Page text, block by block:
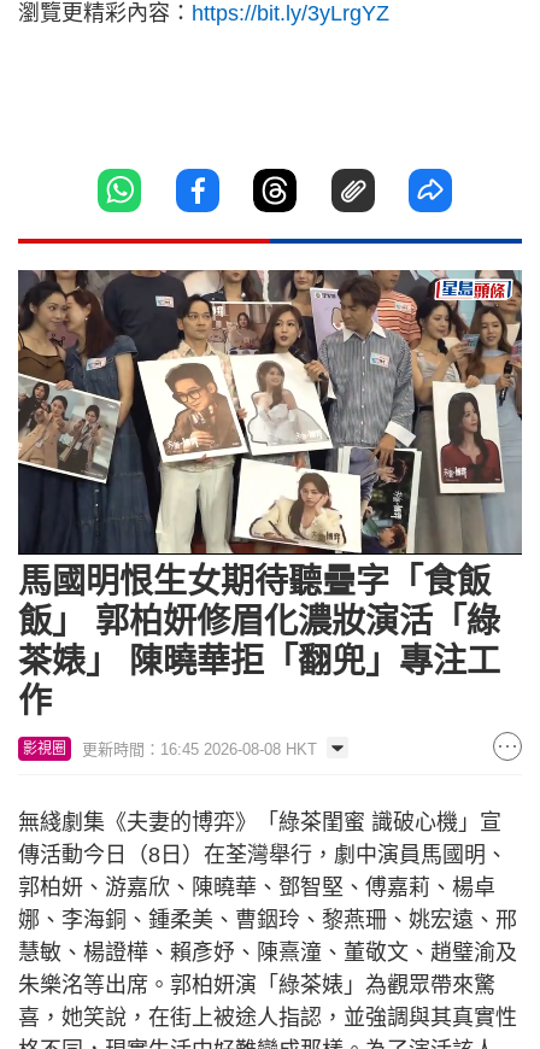
瀏覽更精彩內容： https://bit.ly/3yLrgYZ
Loaded
7.08%
馬國明恨生女期待聽疊字「食飯
飯」 郭柏妍修眉化濃妝演活「綠
茶婊」 陳曉華拒「翻兜」專注工
作
影視圈 更新時間：16:45 2026-08-08 HKT
無綫劇集《夫妻的博弈》「綠茶閨蜜 識破心機」宣
傳活動今日（8日）在荃灣舉行，劇中演員馬國明、
郭柏妍、游嘉欣、陳曉華、鄧智堅、傅嘉莉、楊卓
娜、李海銅、鍾柔美、曹銦玲、黎燕珊、姚宏遠、邢
慧敏、楊證樺、賴彥妤、陳熹潼、董敬文、趙璧渝及
朱樂洺等出席。郭柏妍演「綠茶婊」為觀眾帶來驚
喜，她笑說，在街上被途人指認，並強調與其真實性